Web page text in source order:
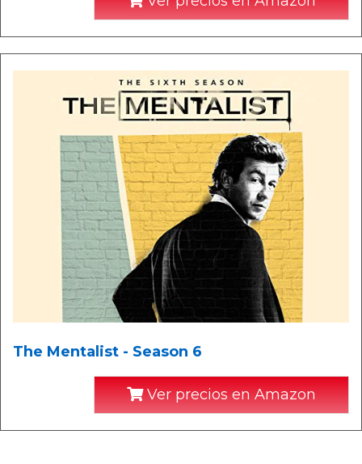
The Mentalist - Season 6
Ver precios en Amazon